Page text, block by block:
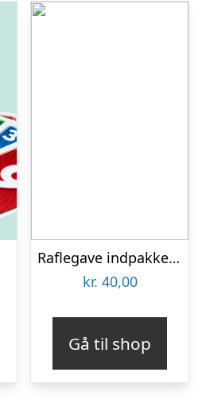
Raflegave indpakket – Kr. 40,-
kr. 40,00
Gå til shop